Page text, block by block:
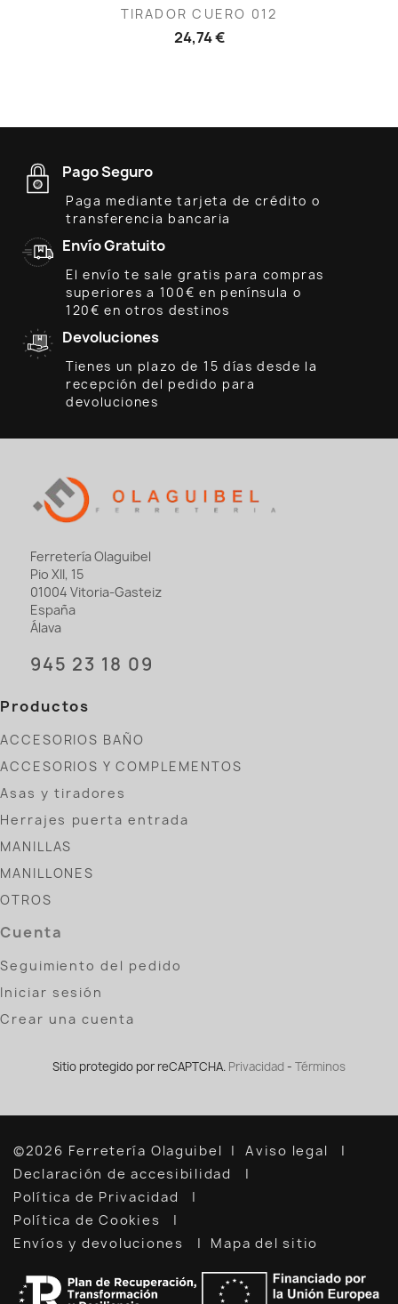
TIRADOR CUERO 012
24,74 €
Pago Seguro
Paga mediante tarjeta de crédito o
transferencia bancaria
Envío Gratuito
El envío te sale gratis para compras
superiores a 100€ en península o
120€ en otros destinos
Devoluciones
Tienes un plazo de 15 días desde la
recepción del pedido para
devoluciones
Ferretería Olaguibel
Pio XII, 15
01004 Vitoria-Gasteiz
España
Álava
945 23 18 09
Productos
ACCESORIOS BAÑO
ACCESORIOS Y COMPLEMENTOS
Asas y tiradores
Herrajes puerta entrada
MANILLAS
MANILLONES
OTROS
Cuenta
Seguimiento del pedido
Iniciar sesión
Crear una cuenta
Sitio protegido por reCAPTCHA. Privacidad - Términos
©2026 Ferretería Olaguibel
Aviso legal
Declaración de accesibilidad
Política de Privacidad
Política de Cookies
Envíos y devoluciones
Mapa del sitio